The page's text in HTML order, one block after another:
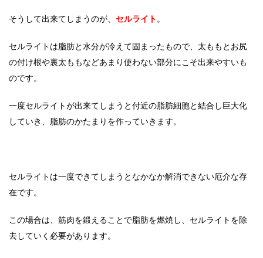
そうして出来てしまうのが、 セルライト 。
セルライトは脂肪と水分が冷えて固まったもので、太ももとお尻
の付け根や裏太ももなどあまり使わない部分にこそ出来やすいも
のです。
一度セルライトが出来てしまうと付近の脂肪細胞と結合し巨大化
していき、脂肪のかたまりを作っていきます。
セルライトは一度できてしまうとなかなか解消できない厄介な存
在です。
この場合は、筋肉を鍛えることで脂肪を燃焼し、セルライトを除
去していく必要があります。